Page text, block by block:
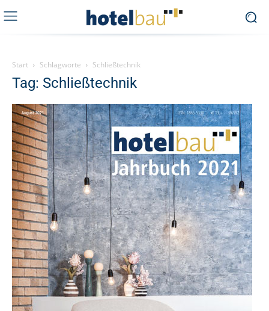
Start Schlagworte Schließtechnik
Tag: Schließtechnik